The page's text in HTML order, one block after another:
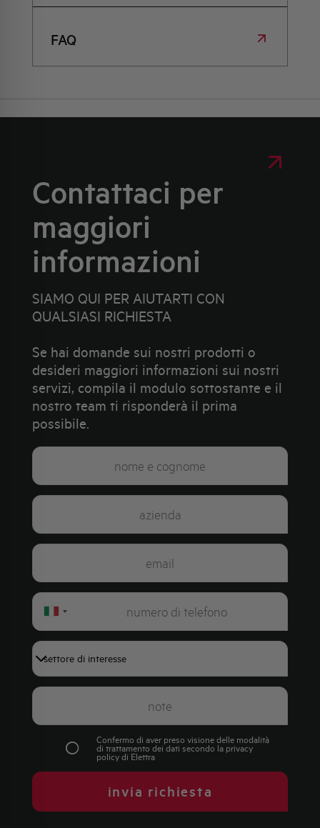
FAQ
Contattaci per
maggiori
informazioni
SIAMO QUI PER AIUTARTI CON
QUALSIASI RICHIESTA
Se hai domande sui nostri prodotti o
desideri maggiori informazioni sui nostri
servizi, compila il modulo sottostante e il
nostro team ti risponderà il prima
possibile.
Italy
Confermo di aver preso visione delle modalità
di trattamento dei dati secondo la privacy
policydi Elettra
invia richiesta